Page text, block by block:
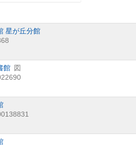
星が丘分館
館 図